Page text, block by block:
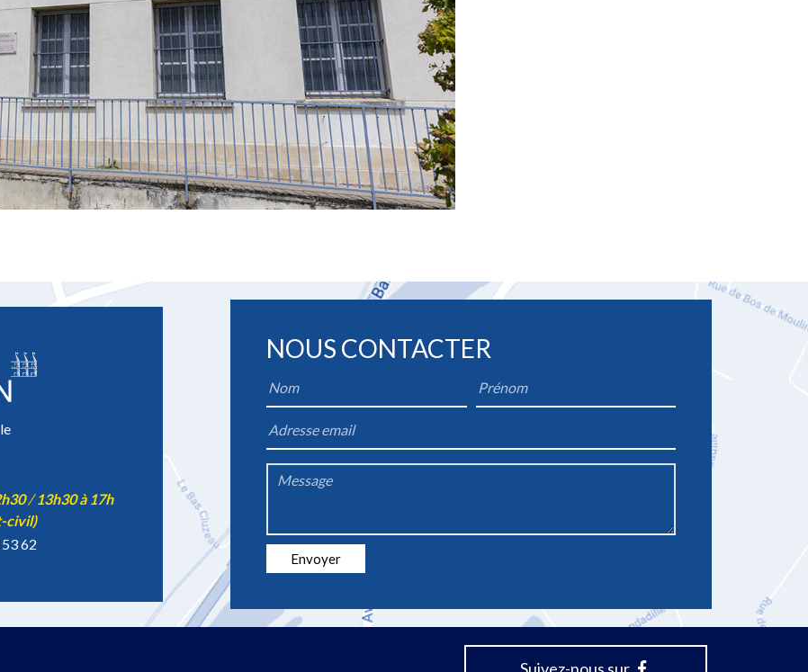
/13h30 à 17h
civil)
62
NOUS CONTACTER
Name
*
Firstname
Email
*
*
Envoyer